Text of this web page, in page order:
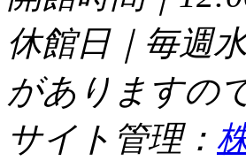
休館日｜毎週
がありますの
サイト管理：